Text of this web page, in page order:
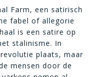
Farm, een satirisch
fabel of allegorie
is een satire op
stalinisme. In
plaats, maar
mensen door de